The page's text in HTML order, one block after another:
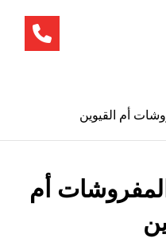
أم القيوين
أم